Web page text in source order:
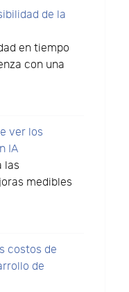
de la
en tiempo
con una
ver los
IA
las
medibles
costos de
de